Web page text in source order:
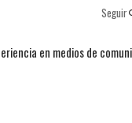
Seguir
en medios de